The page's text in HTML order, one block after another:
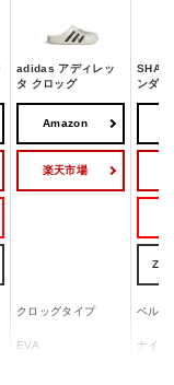
adidas アディレッ
タ クロッグ
ンダ
Amazon
楽天市場
クロッグタイプ ベルト
EVA ナイロ